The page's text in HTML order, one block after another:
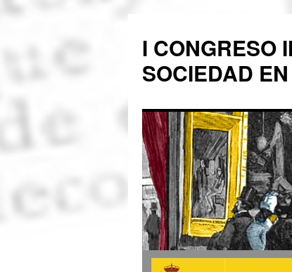
contenido
I CONGRESO
SOCIEDAD